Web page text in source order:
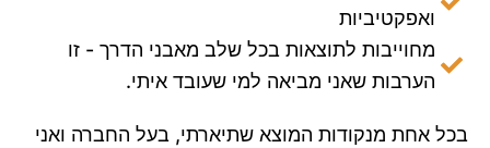
ואפקטיביות
מחוייבות לתוצאות בכל שלב מאבני הדרך - זו
הערבות שאני מביאה למי שעובד איתי.
בכל אחת מנקודות המוצא שתיארתי, בעל החברה ואני